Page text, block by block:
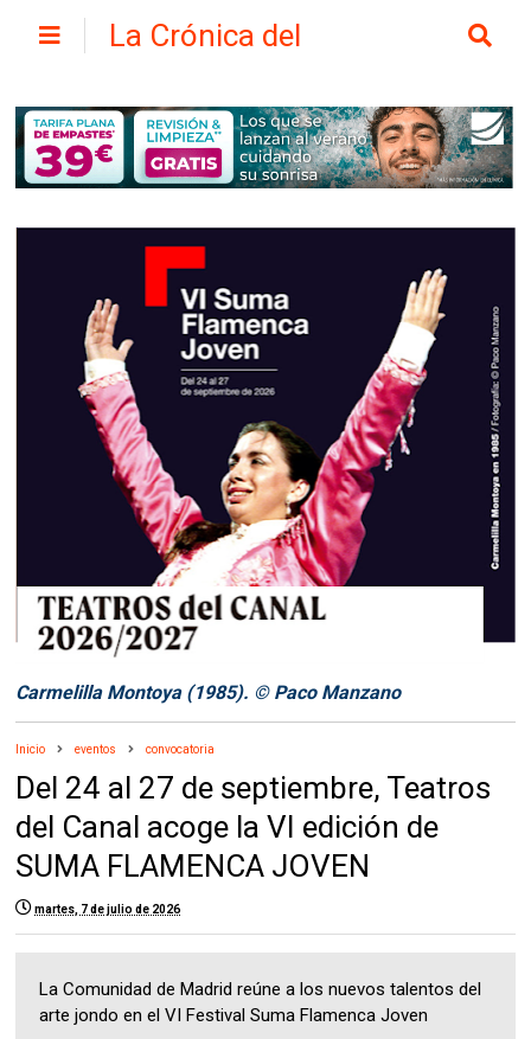
La Crónica del
Carmelilla Montoya (1985). © Paco Manzano
Inicio eventos convocatoria
Del 24 al 27 de septiembre, Teatros
del Canal acoge la VI edición de
SUMA FLAMENCA JOVEN
martes, 7 de julio de 2026
La Comunidad de Madrid reúne a los nuevos talentos del
arte jondo en el VI Festival Suma Flamenca Joven